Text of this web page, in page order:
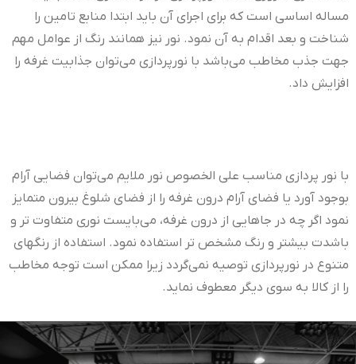
مساله اساسی است که برای اجرای آن باید ابتدا منابع تامین را
شناخت و بعد اقدام به آن نمود. نور نیز همانند رنگ از عوامل مهم
جهت جذب مخاطب می‌باشد با نورپردازی می‌توان جذابیت غرفه را
افزایش داد.
با نور پردازی مناسب علی الخصوص نور ملایم می‌توان فضایی آرام
بوجود آورد یا فضای آرام درون غرفه را از فضای شلوغ بیرون متمایز
نمود اگر چه در جاهایی از درون غرفه، می‌بایست نوری متفاوت تر و
باشدت بیشتر و رنگ مشخص تر استفاده نمود. استفاده از رنگهای
متنوع در نورپردازی توصیه نمی‌گردد زیرا ممکن است توجه مخاطب
را از کالا به سوی دیگر معطوف نماید.